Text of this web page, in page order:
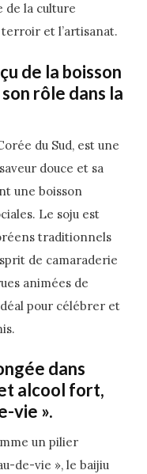
de la culture
et l’artisanat.
de la boisson
rôle dans la
du Sud, est une
douce et sa
une boisson
Le soju est
traditionnels
de camaraderie
animées de
pour célébrer et
dans
alcool fort,
vie ».
un pilier
de-vie », le baijiu